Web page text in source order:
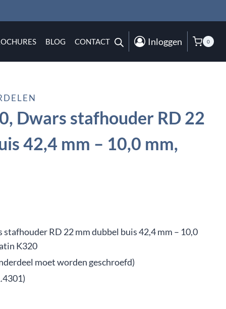
BLOG CONTACT Inloggen 0
Dwars stafhouder RD 22
42,4 mm – 10,0 mm,
stafhouder RD 22 mm dubbel buis 42,4 mm – 10,0
K320
moet worden geschroefd)